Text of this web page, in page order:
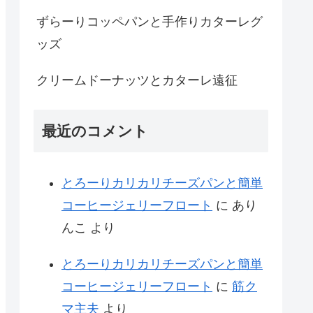
ずらーりコッペパンと手作りカターレグ
ッズ
クリームドーナッツとカターレ遠征
最近のコメント
とろーりカリカリチーズパンと簡単
コーヒージェリーフロート に あり
んこ より
とろーりカリカリチーズパンと簡単
コーヒージェリーフロート に 筋ク
マ主夫 より